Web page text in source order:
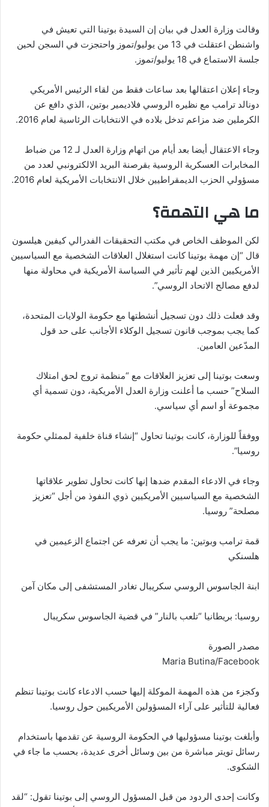
وقالت وزارة العدل في بيان إن السيدة بوتينا التي تعيش في
واشنطن اعتقلت في 13 من يوليو/تموز واحتجزت في السجن لحين
جلسة الاستماع في 18 يوليو/تموز.
وجاء إعلان اعتقالها بعد ساعات فقط من لقاء الرئيس الأمريكي
دونالد ترامب مع نظيره الروسي فلاديمير بوتين، الذي دافع عن
الكرملين ضد مزاعم تدخل بلاده في الانتخابات الرئاسية لعام 2016.
وجاء الاعتقال أيضا بعد أيام من اتهام وزارة العدل لـ 12 من ضباط
المخابرات العسكرية الروسية بقرصنة البريد الالكترونبي لعدد من
مسؤولي الحزب الديمقراطيين خلال الانتخابات الأمريكية لعام 2016.
ما هي التهمة؟
لكن الموظف الخاص في مكتب التحقيقات الفدرالي كيفين هيلسون
قال “إن مهمة بوتينا كانت استغلال العلاقات الشخصية مع السياسيين
الأمريكيين الذين لهم تأثير في السياسة الأمريكية في محاولة منها
لدفع مصالح الاتحاد الروسي”.
وقد فعلت ذلك دون تسجيل أنشطتها مع حكومة الولايات المتحدة،
كما يجب بموجب قانون تسجيل الوكلاء الأجانب على حد قول
المدّعين العامين.
وسعت بوتينا إلى تعزيز العلاقات مع “منظمة تروج لحق امتلاك
السلاح” حسب ما أعلنت وزارة العدل الأمريكية، دون تسمية أي
مجموعة أو اسم أي سياسي.
ووفقاً للوزارة، كانت بوتينا تحاول “إنشاء قناة خلفية لممثلي حكومة
روسيا”.
وجاء في الادعاء المقدم ضدها إنها كانت تحاول تطوير علاقاتها
الشخصية مع السياسيين الأمريكيين ذوي النفوذ من أجل “تعزيز
مصلحة” روسيا.
قمة ترامب وبوتين: ما يجب أن تعرفه عن اجتماع الزعيمين في
هلسنكي
ابنة الجاسوس الروسي سكريبال تغادر المستشفى إلى مكان آمن
روسيا: بريطانيا “تلعب بالنار” في قضية الجاسوس سكريبال
مصدر الصورة
Maria Butina/Facebook
وكجزء من هذه المهمة الموكلة إليها حسب الادعاء كانت بوتينا تنظم
فعالية للتأثير على آراء المسؤولين الأمريكيين حول روسيا.
وأبلغت بوتينا مسؤوليها في الحكومة الروسية عن تقدمها باستخدام
رسائل تويتر مباشرة من بين وسائل أخرى عديدة، بحسب ما جاء في
الشكوى.
وكانت إحدى الردود من قبل المسؤول الروسي إلى بوتينا تقول: “لقد